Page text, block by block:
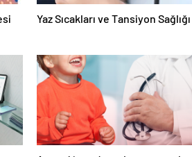
Yaz Sıcakları ve Tansiyon Sağlığı